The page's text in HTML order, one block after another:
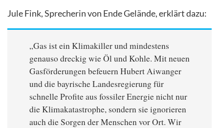
Jule Fink, Sprecherin von Ende Gelände, erklärt dazu:
„Gas ist ein Klimakiller und mindestens
genauso dreckig wie Öl und Kohle. Mit neuen
Gasförderungen befeuern Hubert Aiwanger
und die bayrische Landesregierung für
schnelle Profite aus fossiler Energie nicht nur
die Klimakatastrophe, sondern sie ignorieren
auch die Sorgen der Menschen vor Ort. Wir